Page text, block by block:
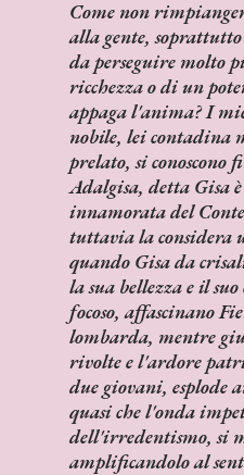
Come non
alla gente,
da perseguire molto
ricchezza o di un
appaga l'anima? I
nobile, lei contadina
prelato, si conoscono
Adalgisa, detta Gisa
innamorata del
tuttavia la considera
quando Gisa da
la sua bellezza e il
focoso, affascinano
lombarda, mentre
rivolte e l'ardore
due giovani, esplode
quasi che l'onda
dell'irredentismo, si
amplificandolo al